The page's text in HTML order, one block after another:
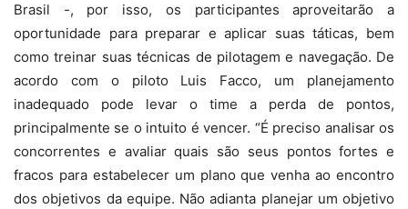
Brasil -, por isso, os participantes aproveitarão a
oportunidade para preparar e aplicar suas táticas, bem
como treinar suas técnicas de pilotagem e navegação. De
acordo com o piloto Luis Facco, um planejamento
inadequado pode levar o time a perda de pontos,
principalmente se o intuito é vencer. “É preciso analisar os
concorrentes e avaliar quais são seus pontos fortes e
fracos para estabelecer um plano que venha ao encontro
dos objetivos da equipe. Não adianta planejar um objetivo